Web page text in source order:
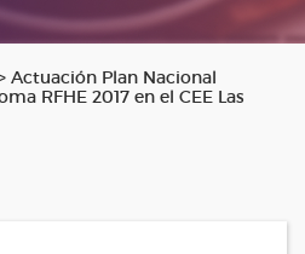
Actuación Plan Nacional
RFHE 2017 en el CEE Las